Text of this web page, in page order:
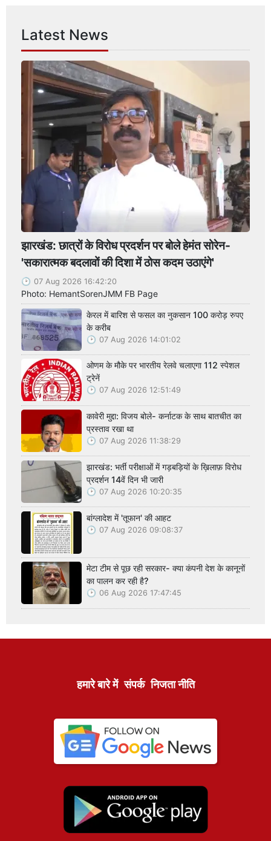
Latest News
झारखंड: छात्रों के विरोध प्रदर्शन पर बोले हेमंत सोरेन-
'सकारात्मक बदलावों की दिशा में ठोस कदम उठाएंगे'
07 Aug 2026 16:42:20
Photo: HemantSorenJMM FB Page
केरल में बारिश से फसल का नुकसान 100 करोड़ रुपए
के करीब
07 Aug 2026 14:01:02
ओणम के मौके पर भारतीय रेलवे चलाएगा 112 स्पेशल
ट्रेनें
07 Aug 2026 12:51:49
कावेरी मुद्दा: विजय बोले- कर्नाटक के साथ बातचीत का
प्रस्ताव रखा था
07 Aug 2026 11:38:29
झारखंड: भर्ती परीक्षाओं में गड़बड़ियों के ख़िलाफ़ विरोध
प्रदर्शन 14वें दिन भी जारी
07 Aug 2026 10:20:35
बांग्लादेश में 'तूफान' की आहट
07 Aug 2026 09:08:37
मेटा टीम से पूछ रही सरकार- क्या कंपनी देश के कानूनों
का पालन कर रही है?
06 Aug 2026 17:47:45
हमारे बारे में संपर्क निजता नीति